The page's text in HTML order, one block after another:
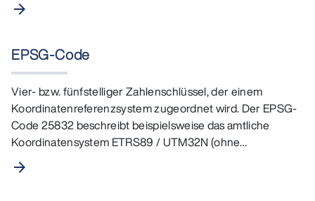
arrow_forward
EPSG-Code
Vier- bzw. fünfstelliger Zahlenschlüssel, der einem
Koordinatenreferenzsystem zugeordnet wird. Der EPSG-
Code 25832 beschreibt beispielsweise das amtliche
Koordinatensystem ETRS89 / UTM32N (ohne
Zonennummer), welches…
arrow_forward